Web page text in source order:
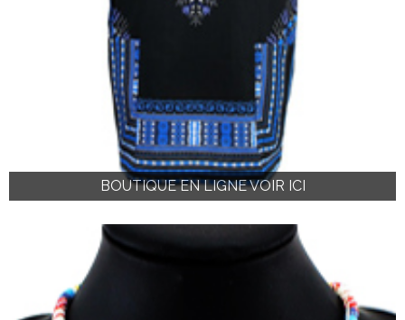
BOUTIQUE EN LIGNE VOIR ICI